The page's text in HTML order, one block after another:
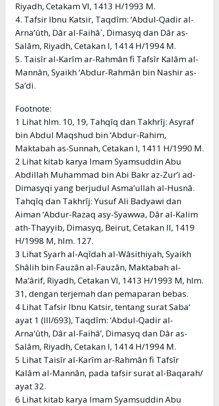
Riyadh, Cetakam VI, 1413 H/1993 M.
4. Tafsir Ibnu Katsir, Taqdîm: ‘Abdul-Qadir al-
Arna’ûth, Dâr al-Faihâ`, Dimasyq dan Dâr as-
Salâm, Riyadh, Cetakan I, 1414 H/1994 M.
5. Taisîr al-Karîm ar-Rahmân fi Tafsîr Kalâm al-
Mannân, Syaikh ‘Abdur-Rahmân bin Nashir as-
Sa’di.
Footnote:
1 Lihat hlm. 10, 19, Tahqîq dan Takhrîj: Asyraf
bin Abdul Maqshud bin ‘Abdur-Rahim,
Maktabah as-Sunnah, Cetakan I, 1411 H/1990 M.
2 Lihat kitab karya Imam Syamsuddin Abu
Abdillah Muhammad bin Abi Bakr az-Zur’i ad-
Dimasyqi yang berjudul Asma’ullah al-Husnâ.
Tahqîq dan Takhrîj: Yusuf Ali Badyawi dan
Aiman ‘Abdur-Razaq asy-Syawwa, Dâr al-Kalim
ath-Thayyib, Dimasyq, Beirut, Cetakan II, 1419
H/1998 M, hlm. 127.
3 Lihat Syarh al-Aqîdah al-Wâsithiyah, Syaikh
Shâlih bin Fauzân al-Fauzân, Maktabah al-
Ma’ârif, Riyadh, Cetakan VI, 1413 H/1993 M, hlm.
31, dengan terjemah dan pemaparan bebas.
4 Lihat Tafsir Ibnu Katsir, tentang surat Saba‘
ayat 1 (III/693), Taqdîm: ‘Abdul-Qadir al-
Arna‘ûth, Dâr al-Faihâ’, Dimasyq dan Dâr as-
Salâm, Riyadh, Cetakan I, 1414 H/1994 M.
5 Lihat Taisîr al-Karîm ar-Rahmân fi Tafsîr
Kalâm al-Mannân, pada tafsir surat al-Baqarah/
ayat 32.
6 Lihat kitab karya Imam Syamsuddin Abu